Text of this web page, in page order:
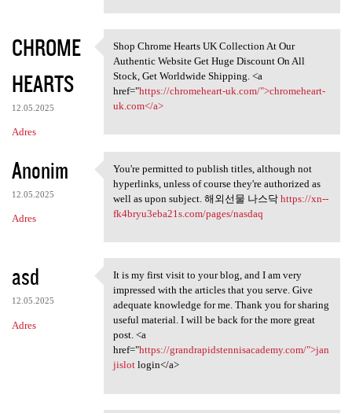
CHROME
HEARTS
12.05.2025
Adres
Shop Chrome Hearts UK
Shop Chrome Hearts UK Collection At Our
Authentic Website Get Huge Discount On All
Stock, Get Worldwide Shipping. <a
href="https://chromeheart-uk.com/">chromeheart-
uk.com</a>
Anonim
12.05.2025
Adres
You're permitted to publish
You're permitted to publish titles, although not
hyperlinks, unless of course they're authorized as
well as upon subject. 해외선물 나스닥 https://xn--
fk4bryu3eba21s.com/pages/nasdaq
asd
12.05.2025
Adres
It is my first visit to your
It is my first visit to your blog, and I am very
impressed with the articles that you serve. Give
adequate knowledge for me. Thank you for sharing
useful material. I will be back for the more great
post. <a
href="https://grandrapidstennisacademy.com/">jan
jislotlogin</a>